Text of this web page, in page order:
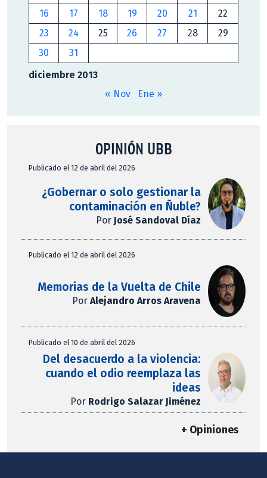
diciembre 2013
16
17 18 19 20 21
22
23
24 25 26 27 28
29
30
31
« Nov Ene »
OPINIÓN UBB
Publicado el 12 de abril del 2026
¿Gobernar o solo gestionar la
contaminación en Ñuble?
Por José Sandoval Díaz
Publicado el 12 de abril del 2026
Memorias de la Vuelta de Chile
PorAlejandro Arros Aravena
Publicado el 10 de abril del 2026
Del desacuerdo a la violencia:
cuando el odio reemplaza las
ideas
Por Rodrigo Salazar Jiménez
+ Opiniones